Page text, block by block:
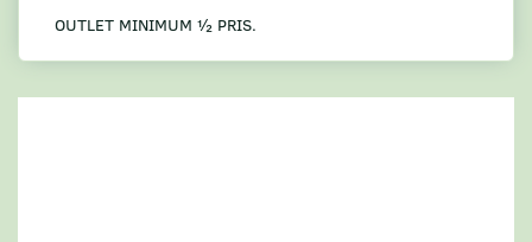
OUTLET MINIMUM ½ PRIS.